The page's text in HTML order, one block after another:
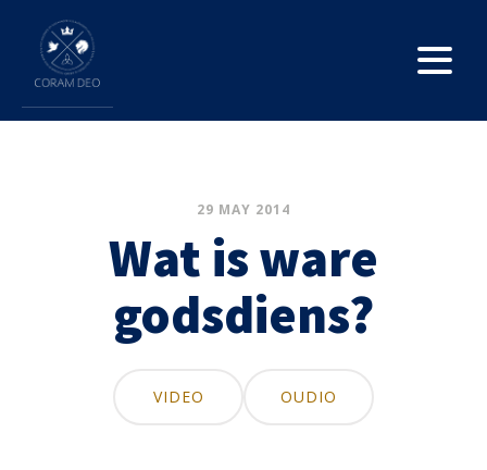
29 MAY 2014
Wat is ware
godsdiens?
VIDEO OUDIO